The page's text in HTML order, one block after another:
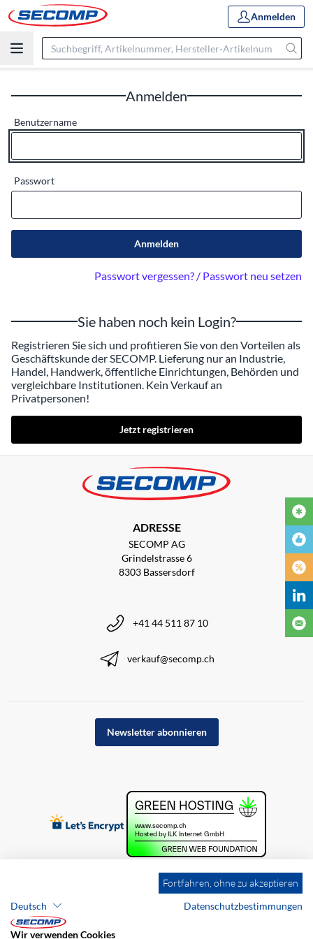
Anmelden
Anmelden
Benutzername
Passwort
Anmelden
Passwort vergessen? / Passwort neu setzen
Sie haben noch kein Login?
Registrieren Sie sich und profitieren Sie von den Vorteilen als
Geschäftskunde der SECOMP. Lieferung nur an Industrie,
Handel, Handwerk, öffentliche Einrichtungen, Behörden und
vergleichbare Institutionen. Kein Verkauf an
Privatpersonen!
Jetzt registrieren
ADRESSE
SECOMP AG
Grindelstrasse 6
8303 Bassersdorf
+41 44 511 87 10
verkauf@secomp.ch
Newsletter abonnieren
Fortfahren, ohne zu akzeptieren
Deutsch
Datenschutzbestimmungen
Wir verwenden Cookies